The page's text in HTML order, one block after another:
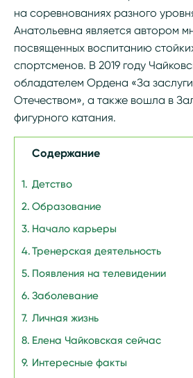
на соревнованиях разного
Анатольевна является автором
посвященных воспитанию
спортсменов. В 2019 году
обладателем Ордена «За
Отечеством», а также вошла в
фигурного катания.
Содержание
Детство
Образование
Начало карьеры
Тренерская деятельность
Появления на телевидении
Заболевание
Личная жизнь
Елена Чайковская сейчас
Интересные факты